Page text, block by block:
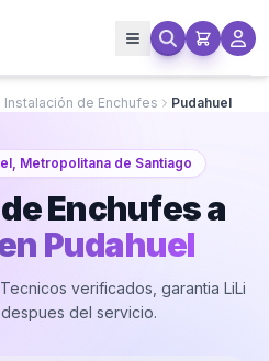
Instalación de Enchufes Pudahuel
Metropolitana de Santiago
Enchufes a
Pudahuel
verificados, garantia LiLi
del servicio.